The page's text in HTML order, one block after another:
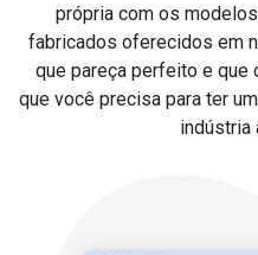
própria com os
fabricados oferecidos em
que pareça perfeito e que
que você precisa para ter
indústria